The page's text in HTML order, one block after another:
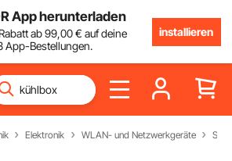
App herunterladen
Rabatt ab99,00€ auf deine
App-Bestellungen.
installieren
Elektronik WLAN- und Netzwerkgeräte